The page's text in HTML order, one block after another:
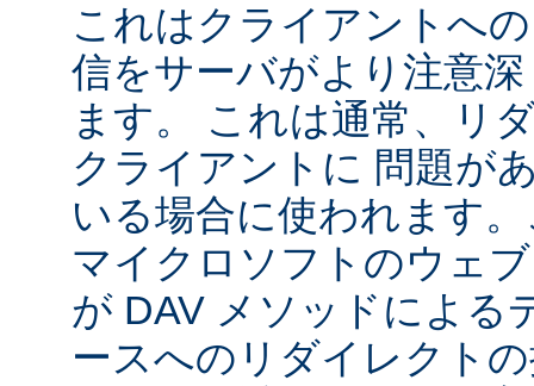
これはクライアントへ
信をサーバがより注意
ます。 これは通常、リ
クライアントに 問題が
いる場合に使われます
マイクロソフトのウェ
が DAV メソッドによる
ースへのリダイレクト